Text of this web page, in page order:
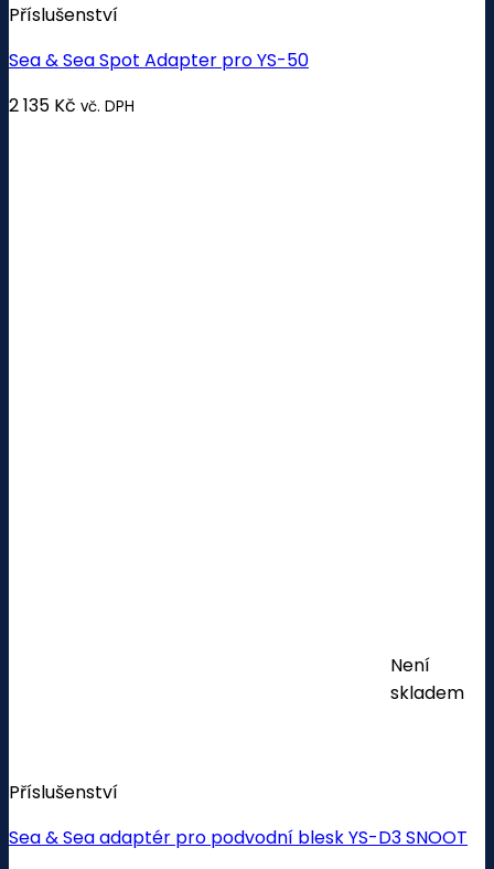
Příslušenství
Sea & Sea Spot Adapter pro YS-50
2 135 Kč vč. DPH
Není
skladem
Příslušenství
Sea & Sea adaptér pro podvodní blesk YS-D3 SNOOT